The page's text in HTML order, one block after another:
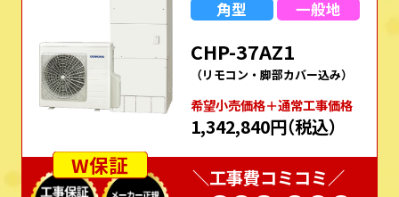
角型
一般地
CHP-37AZ1
（リモコン・脚部カバー込み）
希望⼩売価格＋通常⼯事価格
1,342,840円（税込）
W保証
＼工事費コミコミ／